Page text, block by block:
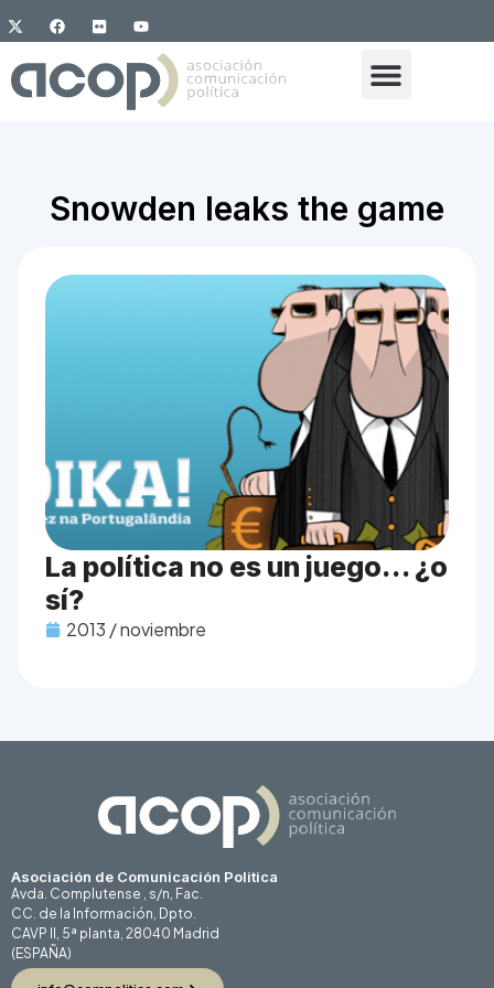
Snowden leaks the game
La política no es un juego… ¿o
sí?
2013 / noviembre
Asociación de Comunicación Politica
Avda. Complutense , s/n, Fac.
CC. de la Información, Dpto.
CAVP II, 5ª planta, 28040 Madrid
(ESPAÑA)